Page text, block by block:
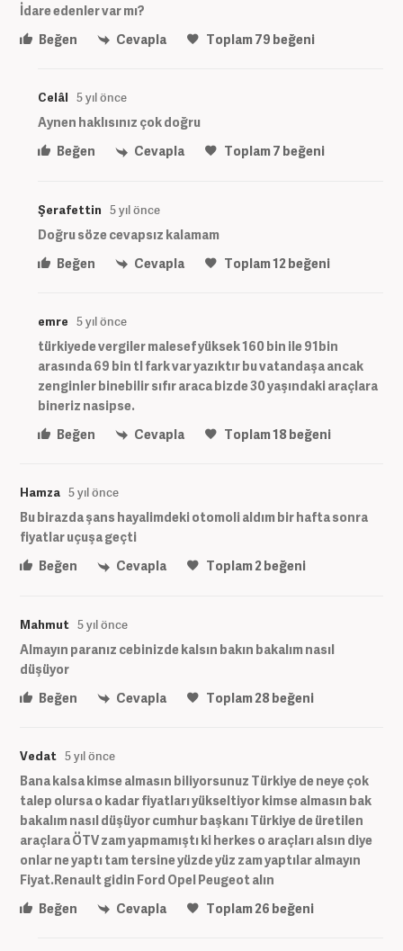
İdare edenler var mı?
Beğen
Cevapla Toplam79 beğeni
Celâl 5 yıl önce
Aynen haklısınız çok doğru
Beğen
Cevapla Toplam7 beğeni
Şerafettin 5 yıl önce
Doğru söze cevapsız kalamam
Beğen
Cevapla Toplam12 beğeni
emre 5 yıl önce
türkiyede vergiler malesef yüksek 160 bin ile 91bin
arasında 69 bin tl fark var yazıktır bu vatandaşa ancak
zenginler binebilir sıfır araca bizde 30 yaşındaki araçlara
bineriz nasipse.
Beğen
Cevapla Toplam18beğeni
Hamza 5 yıl önce
Bu birazda şans hayalimdeki otomoli aldım bir hafta sonra
fiyatlar uçuşa geçti
Beğen
Cevapla Toplam2beğeni
Mahmut 5 yıl önce
Almayın paranız cebinizde kalsın bakın bakalım nasıl
düşüyor
Beğen
Cevapla Toplam28beğeni
Vedat 5 yıl önce
Bana kalsa kimse almasın biliyorsunuz Türkiye de neye çok
talep olursa o kadar fiyatları yükseltiyor kimse almasın bak
bakalım nasıl düşüyor cumhur başkanı Türkiye de üretilen
araçlara ÖTV zam yapmamıştı ki herkes o araçları alsın diye
onlar ne yaptı tam tersine yüzde yüz zam yaptılar almayın
Fiyat.Renault gidin Ford Opel Peugeot alın
Beğen
Cevapla Toplam26 beğeni